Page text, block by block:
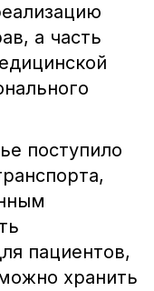
а часть
поступило
пациентов,
хранить